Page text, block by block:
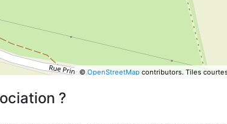
©OpenStreetMapcontributors. Tiles
?